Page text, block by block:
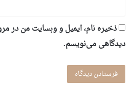
ذخیره نام، ایمیل و وبسایت من در
دیدگاهی می‌نویسم.